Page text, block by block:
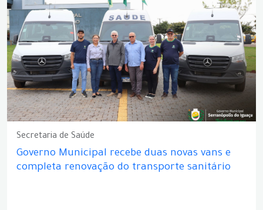
Secretaria de Saúde
Governo Municipal recebe duas novas vans e
completa renovação do transporte sanitário